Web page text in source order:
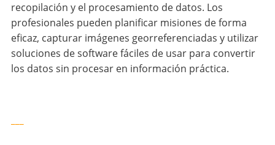
recopilación y el procesamiento de datos. Los
profesionales pueden planificar misiones de forma
eficaz, capturar imágenes georreferenciadas y utilizar
soluciones de software fáciles de usar para convertir
los datos sin procesar en información práctica.